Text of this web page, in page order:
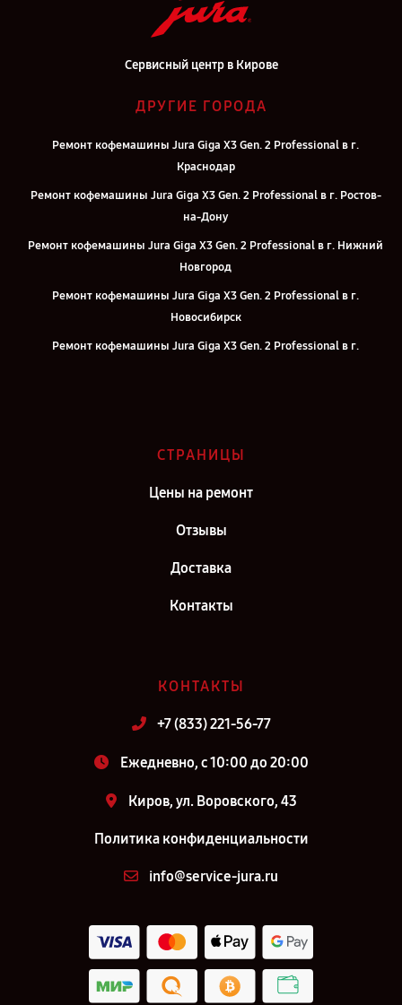
Сервисный центр в Кирове
ДРУГИЕ ГОРОДА
Ремонт кофемашины Jura Giga X3 Gen. 2 Professional в г.
Краснодар
Ремонт кофемашины Jura Giga X3 Gen. 2 Professional в г. Ростов-
на-Дону
Ремонт кофемашины Jura Giga X3 Gen. 2 Professional в г. Нижний
Новгород
Ремонт кофемашины Jura Giga X3 Gen. 2 Professional в г.
Новосибирск
Ремонт кофемашины Jura Giga X3 Gen. 2 Professional в г.
Ремонт кофемашины Jura Giga X3 Gen. 2 Professional в г. Казань
Ремонт кофемашины Jura Giga X3 Gen. 2 Professional в г. Саратов
Ремонт кофемашины Jura Giga X3 Gen. 2 Professional в г. Самара
Ремонт кофемашины Jura Giga X3 Gen. 2 Professional в г. Москва
Петербург
СТРАНИЦЫ
Цены на ремонт
Отзывы
Доставка
Контакты
КОНТАКТЫ
+7 (833) 221-56-77
Ежедневно, с 10:00 до 20:00
Киров, ул. Воровского, 43
Политика конфиденциальности
info@service-jura.ru